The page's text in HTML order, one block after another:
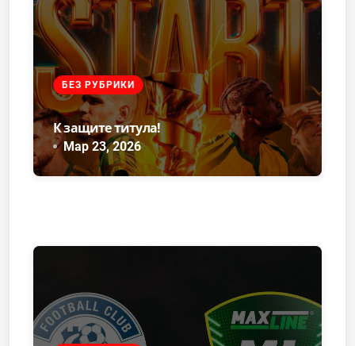
БЕЗ РУБРИКИ
К защите титула!
Мар 23, 2026